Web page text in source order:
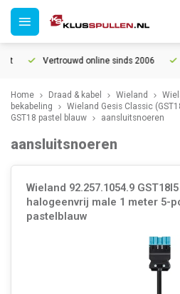
Vertrouwd online sinds 2006
Home Draad & kabel Wieland
bekabeling
Wieland Gesis Classic
GST18 pastel blauw
aansluitsnoeren
aansluitsnoeren
Wieland 92.257.1054.9
halogeenvrij male 1 meter 5-
pastelblauw